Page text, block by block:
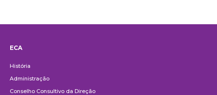
ECA
História
Administração
Conselho Consultivo da Direção